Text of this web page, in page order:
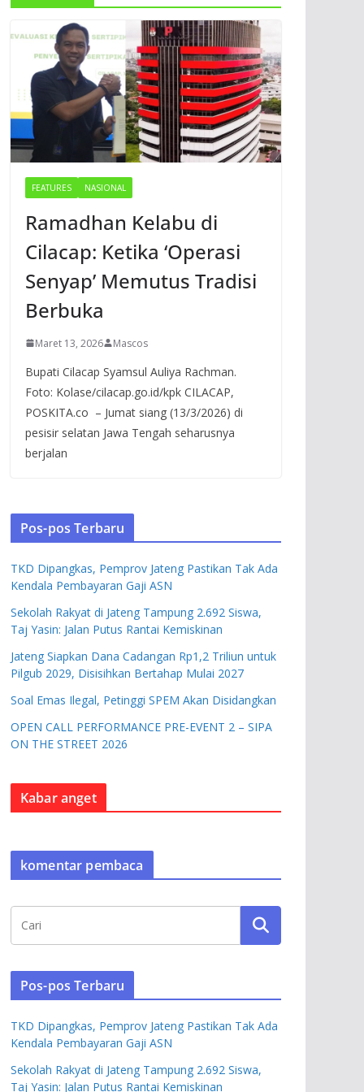
FEATURES NASIONAL
Ramadhan Kelabu di
Cilacap: Ketika ‘Operasi
Senyap’ Memutus Tradisi
Berbuka
Maret 13, 2026 Mascos
Bupati Cilacap Syamsul Auliya Rachman.
Foto: Kolase/cilacap.go.id/kpk CILACAP,
POSKITA.co – Jumat siang (13/3/2026) di
pesisir selatan Jawa Tengah seharusnya
berjalan
Pos-pos Terbaru
TKD Dipangkas, Pemprov Jateng Pastikan Tak Ada
Kendala Pembayaran Gaji ASN
Sekolah Rakyat di Jateng Tampung 2.692 Siswa,
Taj Yasin: Jalan Putus Rantai Kemiskinan
Jateng Siapkan Dana Cadangan Rp1,2 Triliun untuk
Pilgub 2029, Disisihkan Bertahap Mulai 2027
Soal Emas Ilegal, Petinggi SPEM Akan Disidangkan
OPEN CALL PERFORMANCE PRE-EVENT 2 – SIPA
ON THE STREET 2026
Kabar anget
komentar pembaca
Pos-pos Terbaru
TKD Dipangkas, Pemprov Jateng Pastikan Tak Ada
Kendala Pembayaran Gaji ASN
Sekolah Rakyat di Jateng Tampung 2.692 Siswa,
Taj Yasin: Jalan Putus Rantai Kemiskinan